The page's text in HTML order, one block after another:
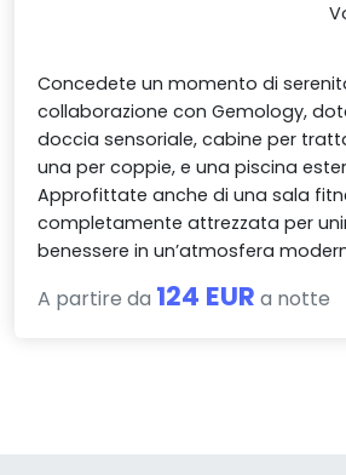
Concedete un momento di
collaborazione con Gemology,
doccia sensoriale, cabine per
una per coppie, e una piscina
Approfittate anche di una sala
completamente attrezzata per
benessere in un’atmosfera
A partire da 124 EUR a notte